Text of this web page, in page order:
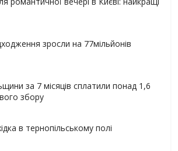
зросли на 77мільйонів
за 7 місяців сплатили понад 1,6
збору
в тернопільському полі